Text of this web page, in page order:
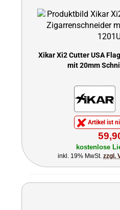
Xikar Xi2 Cutter USA
mit 20mm
Artikel ist
kostenlose
inkl. 19% MwSt. zzgl.